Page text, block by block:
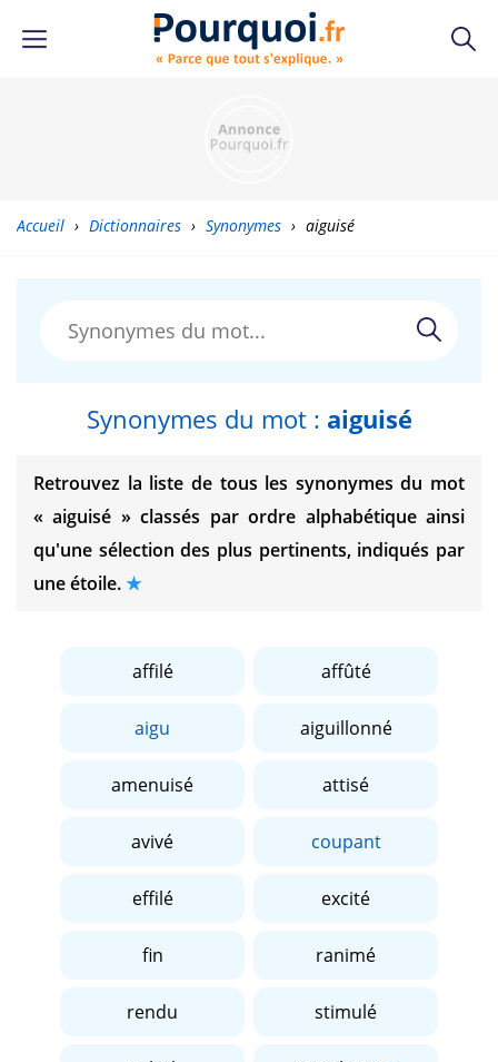
Accueil › Dictionnaires › Synonymes › aiguisé
Synonymes du mot : aiguisé
Retrouvez la liste de tous les synonymes du mot
« aiguisé »classés par ordre alphabétique ainsi
qu'une sélection des plus pertinents, indiqués par
une étoile.
affilé affûté
aigu aiguillonné
amenuisé attisé
avivé coupant
effilé excité
fin ranimé
rendu stimulé